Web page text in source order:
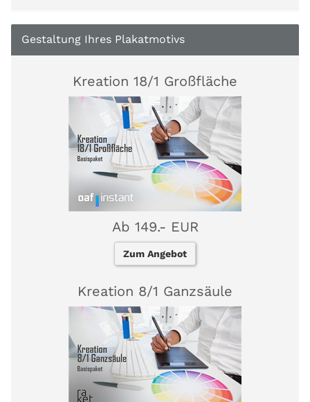
Gestaltung Ihres Plakatmotivs
Kreation 18/1 Großfläche
Ab 149.- EUR
Zum Angebot
Kreation 8/1 Ganzsäule